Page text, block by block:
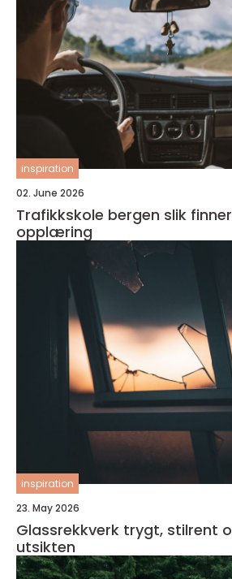
inspiration
02. June 2026
Trafikkskole bergen slik finner du riktig
opplæring
inspiration
23. May 2026
Glassrekkverk trygt, stilrent og åpent mot
utsikten